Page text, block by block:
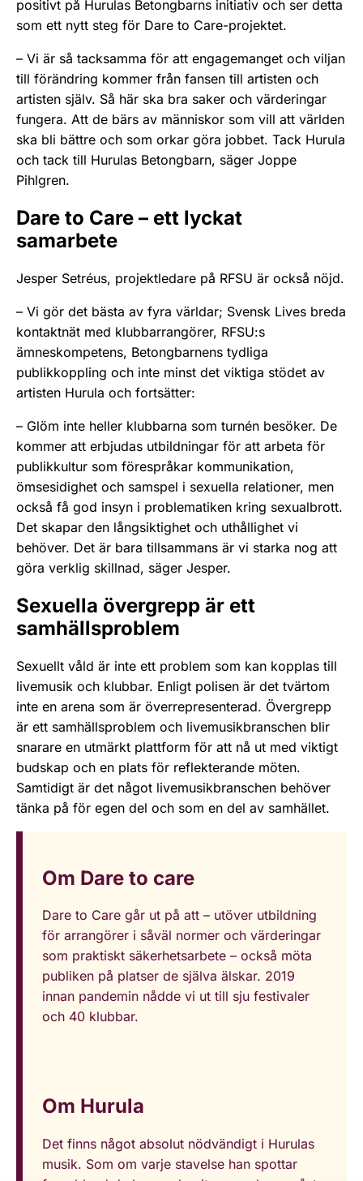
positivt på Hurulas Betongbarns initiativ och ser detta
som ett nytt steg för Dare to Care-projektet.
– Vi är så tacksamma för att engagemanget och viljan
till förändring kommer från fansen till artisten och
artisten själv. Så här ska bra saker och värderingar
fungera. Att de bärs av människor som vill att världen
ska bli bättre och som orkar göra jobbet. Tack Hurula
och tack till Hurulas Betongbarn, säger Joppe
Pihlgren.
Dare to Care – ett lyckat
samarbete
Jesper Setréus, projektledare på RFSU är också nöjd.
– Vi gör det bästa av fyra världar; Svensk Lives breda
kontaktnät med klubbarrangörer, RFSU:s
ämneskompetens, Betongbarnens tydliga
publikkoppling och inte minst det viktiga stödet av
artisten Hurula och fortsätter:
– Glöm inte heller klubbarna som turnén besöker. De
kommer att erbjudas utbildningar för att arbeta för
publikkultur som förespråkar kommunikation,
ömsesidighet och samspel i sexuella relationer, men
också få god insyn i problematiken kring sexualbrott.
Det skapar den långsiktighet och uthållighet vi
behöver. Det är bara tillsammans är vi starka nog att
göra verklig skillnad, säger Jesper.
Sexuella övergrepp är ett
samhällsproblem
Sexuellt våld är inte ett problem som kan kopplas till
livemusik och klubbar. Enligt polisen är det tvärtom
inte en arena som är överrepresenterad. Övergrepp
är ett samhällsproblem och livemusikbranschen blir
snarare en utmärkt plattform för att nå ut med viktigt
budskap och en plats för reflekterande möten.
Samtidigt är det något livemusikbranschen behöver
tänka på för egen del och som en del av samhället.
Om Dare to care
Dare to Care går ut på att – utöver utbildning
för arrangörer i såväl normer och värderingar
som praktiskt säkerhetsarbete – också möta
publiken på platser de själva älskar. 2019
innan pandemin nådde vi ut till sju festivaler
och 40 klubbar.
Om Hurula
Det finns något absolut nödvändigt i Hurulas
musik. Som om varje stavelse han spottar